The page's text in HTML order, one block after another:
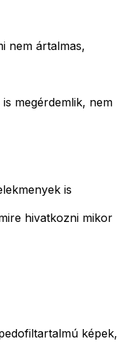
nem ártalmas,
megérdemlik, nem
is
hivatkozni mikor
képek,